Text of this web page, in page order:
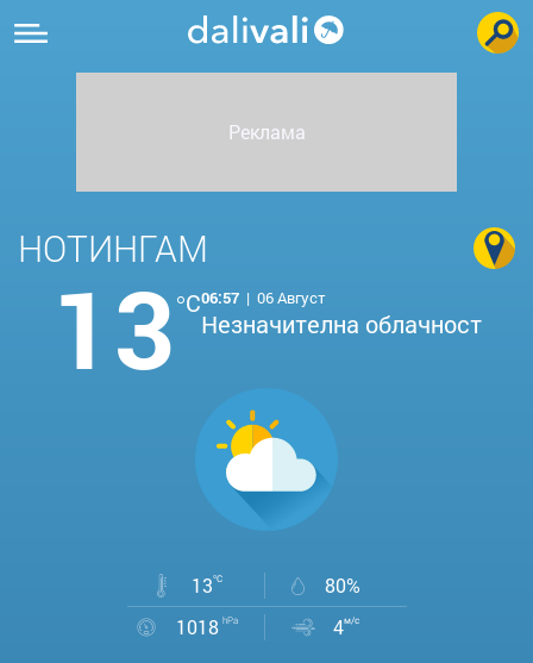
НОТИНГАМ
13°C06:57 | 06 Август
Незначителна облачност
13°C
80%
1018 hPa 4м/с